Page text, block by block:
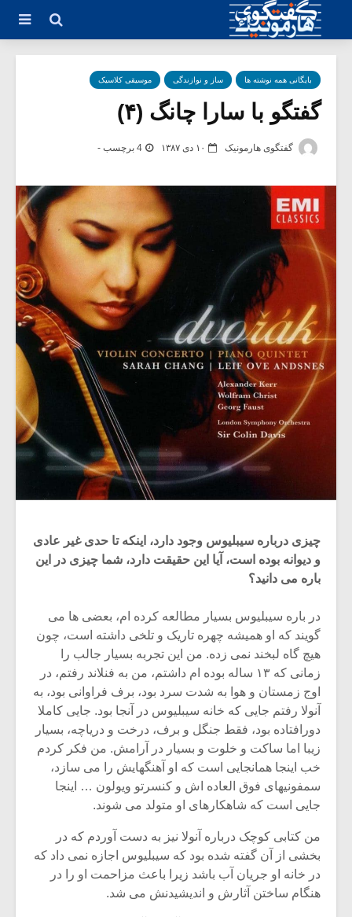
بایگانی همه نوشته ها ساز و نوازندگی موسیقی کلاسیک
گفتگو با سارا چانگ (۴)
گفتگوی هارمونیک ۱۰ دی ۱۳۸۷ 4 برچسب -
چیزی درباره سیبلیوس وجود دارد، اینکه تا حدی غیر عادی
و دیوانه بوده است، آیا این حقیقت دارد، شما چیزی در این
باره می دانید؟
در باره سیبلیوس بسیار مطالعه کرده ام، بعضی ها می
گویند که او همیشه چهره تاریک و تلخی داشته است، چون
هیچ گاه لبخند نمی زده. من این تجربه بسیار جالب را
زمانی که ۱۳ ساله بوده ام داشتم، من به فنلاند رفتم، در
اوج زمستان و هوا به شدت سرد بود، برف فراوانی بود، به
آنولا رفتم جایی که خانه سیبلیوس در آنجا بود. جایی کاملا
دورافتاده بود، فقط جنگل و برف، درخت و دریاچه، بسیار
زیبا اما ساکت و خلوت و بسیار در آرامش. من فکر کردم
خب اینجا همانجایی است که او آهنگهایش را می سازد،
سمفونیهای فوق العاده اش و کنسرتو ویولون … اینجا
جایی است که شاهکارهای او متولد می شوند.
من کتابی کوچک درباره آنولا نیز به دست آوردم که در
بخشی از آن گفته شده بود که سیبلیوس اجازه نمی داد که
در خانه او جریان آب باشد زیرا باعث مزاحمت او را در
هنگام ساختن آثارش و اندیشیدنش می شد.